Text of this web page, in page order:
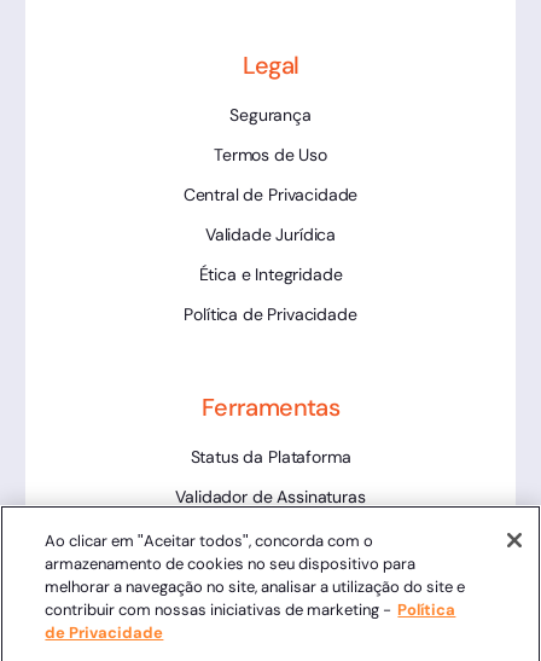
Legal
Segurança
Termos de Uso
Central de Privacidade
Validade Jurídica
Ética e Integridade
Política de Privacidade
Ferramentas
Status da Plataforma
Validador de Assinaturas
Trabalhe Conosco
LLM
Ao clicar em "Aceitar todos", concorda com o
armazenamento de cookies no seu dispositivo para
melhorar a navegação no site, analisar a utilização do site e
contribuir com nossas iniciativas de marketing - Política
de Privacidade